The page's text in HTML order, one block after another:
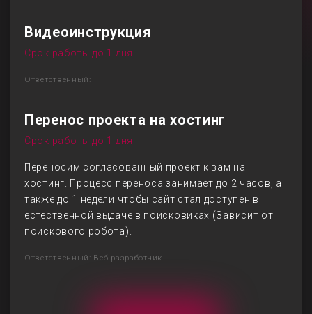
Видеоинструкция
Срок работы до 1 дня
Ответственный:
Перенос проекта на хостинг
Срок работы до 1 дня
Переносим согласованный проект к вам на
хостинг. Процесс переноса занимает до 2 часов, а
также до 1 недели чтобы сайт стал доступен в
естественной выдаче в поисковиках (Зависит от
поискового робота).
Ответственный: Веб-разработчик